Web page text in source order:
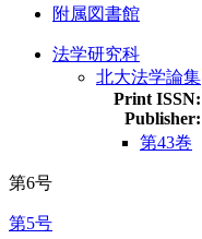
附属図書館
法学研究科
北大法学論集
Print ISSN:
Publisher:
第43巻
第6号
第5号